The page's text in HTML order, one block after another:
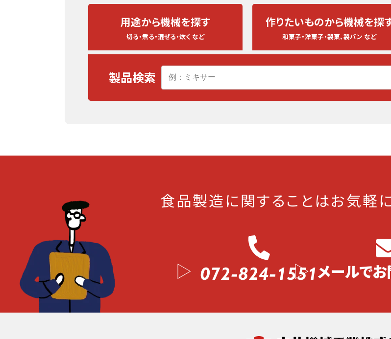
用途から機械を探す
切る・煮る・混ぜる・炊く など
作りたいものから機械を探
和菓子・洋菓子・製菓、製パン など
製品検索
食品製造に関することはお気軽
072-824-1551メールで